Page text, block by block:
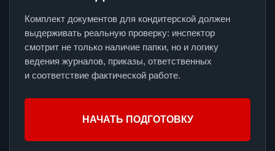
Комплект документов для кондитерской должен
выдерживать реальную проверку: инспектор
смотрит не только наличие папки, но и логику
ведения журналов, приказы, ответственных
и соответствие фактической работе.
НАЧАТЬ ПОДГОТОВКУ